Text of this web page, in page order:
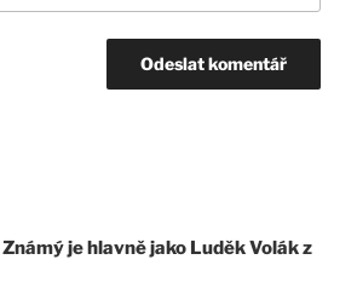
je hlavně jako Luděk Volák z